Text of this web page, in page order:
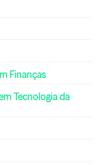
Finanças
Tecnologia da